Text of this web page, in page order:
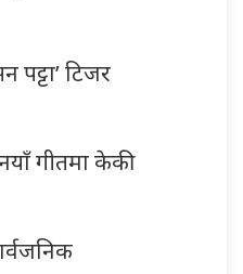
पट्टा’ टिजर
गीतमा केकी